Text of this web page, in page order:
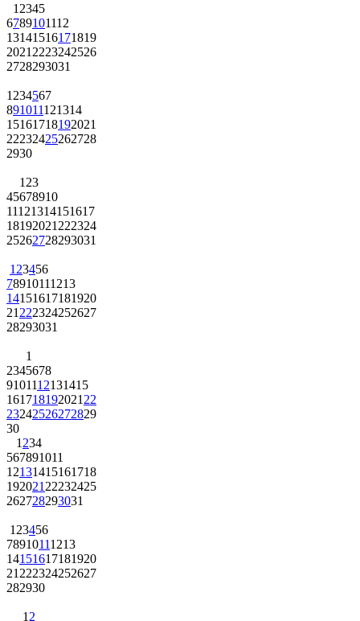
1 2345
6789101112
13141516171819
2021 2223242526
2728293031
1 234567
891011121314
15161718192021
22232425262728
2930
1 23
45678910
11121314151617
18192021 222324
25262728293031
1 23456
78910111213
14151617181920
21 222324252627
28293031
1
2345678
9101112131415
161718192021 22
23242526272829
30
1 234
567891011
12131415161718
192021 22232425
262728293031
1 23456
78910111213
14151617181920
21 222324252627
282930
1 2